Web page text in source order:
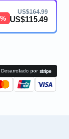
US$164.99
US$115.49
Desarrollado por